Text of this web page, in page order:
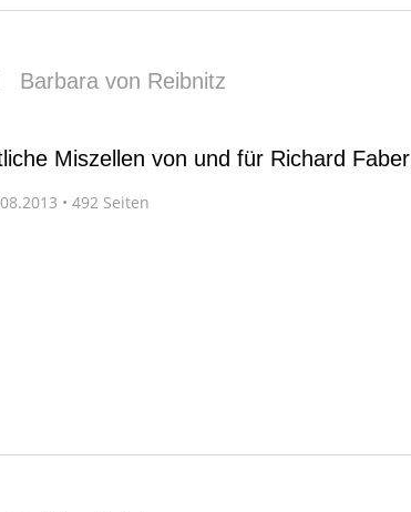
Barbara von Reibnitz
Miszellen von und für Richard Faber
• 492 Seiten